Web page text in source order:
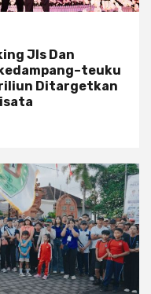
Jls Dan
Ditargetkan